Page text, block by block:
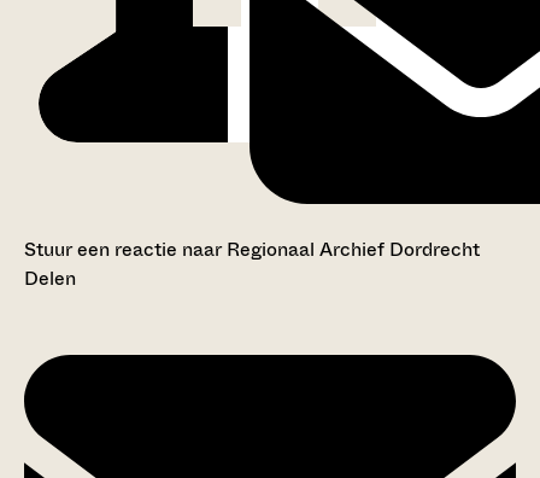
Stuur een reactie naar Regionaal Archief Dordrecht
Delen